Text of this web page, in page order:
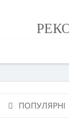
ПОПУЛЯРНІ